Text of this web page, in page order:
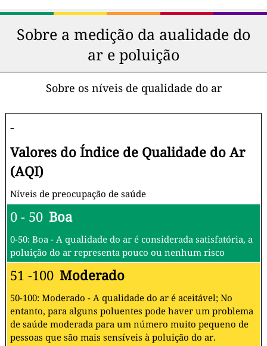
Sobre a medição da aualidade do
ar e poluição
Sobre os níveis de qualidade do ar
-
Valores do Índice de Qualidade do Ar
(AQI)
Níveis de preocupação de saúde
0 - 50 Boa
0-50: Boa - A qualidade do ar é considerada satisfatória, a
poluição do ar representa pouco ou nenhum risco
51 -100 Moderado
50-100: Moderado - A qualidade do ar é aceitável; No
entanto, para alguns poluentes pode haver um problema
de saúde moderada para um número muito pequeno de
pessoas que são mais sensíveis à poluição do ar.